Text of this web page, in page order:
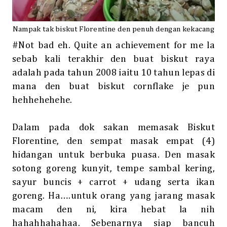
Nampak tak biskut Florentine den penuh dengan kekacang
#Not bad eh. Quite an achievement for me la
sebab kali terakhir den buat biskut raya
adalah pada tahun 2008 iaitu 10 tahun lepas di
mana den buat biskut cornflake je pun
hehhehehehe.
Dalam pada dok sakan memasak Biskut
Florentine, den sempat masak empat (4)
hidangan untuk berbuka puasa. Den masak
sotong goreng kunyit, tempe sambal kering,
sayur buncis + carrot + udang serta ikan
goreng. Ha….untuk orang yang jarang masak
macam den ni, kira hebat la nih
hahahhahahaa. Sebenarnya siap bancuh